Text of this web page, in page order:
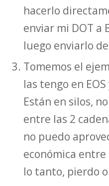
hacerlo
enviar mi DOT a
luego enviarlo
Tomemos el
las tengo en
Están en silos,
entre las 2
no puedo
económica entre
lo tanto, pierdo